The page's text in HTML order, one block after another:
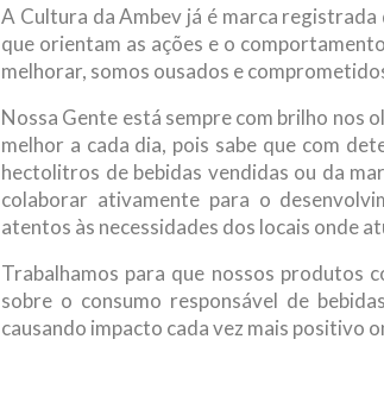
A Cultura da Ambev já é marca registrada
que orientam as ações e o
melhorar, somos ousados e
Nossa Gente está sempre com brilho
melhor a cada dia, pois sabe que com
hectolitros de bebidas vendidas ou da
colaborar ativamente para o
atentos às necessidades dos locais onde
Trabalhamos para que nossos produtos
sobre o consumo responsável de
causando impacto cada vez mais positivo